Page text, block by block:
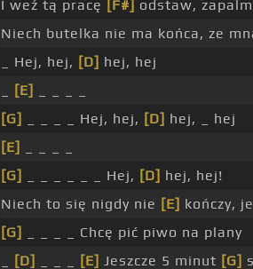
I weź tą pracę [F#] odstaw,
Niech butelka nie ma końca, ze
_ Hej, hej, [D] hej, hej
[E]
[G]
_ _ _ _ Hej, hej, [D] hej, _ hej
[E]
[G]
_ _ _ _ _ _ Hej, [D] hej, hej!
Niech to się nigdy nie [E] kończy,
[G]
_ _ _ _ Chcę pić piwo na plany
[D] [E] Jeszcze 5 minut [G]